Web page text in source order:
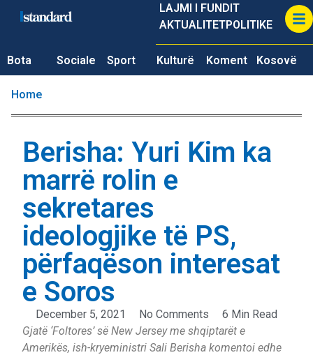
LAJMI I FUNDIT
AKTUALITETPOLITIKE
Bota Sociale Sport Kulturë Koment Kosovë
Home
Berisha: Yuri Kim ka
marrë rolin e
sekretares
ideologjike të PS,
përfaqëson interesat
e Soros
December 5, 2021 No Comments
6 Min Read
Gjatë ‘Foltores’ së New Jersey me shqiptarët e
Amerikës, ish-kryeministri Sali Berisha komentoi edhe